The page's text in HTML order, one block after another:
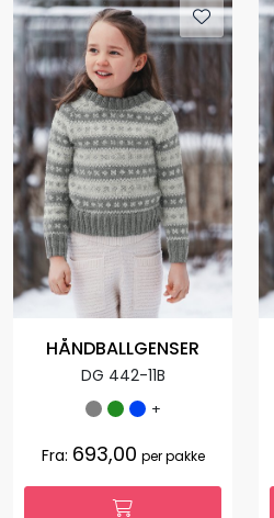
HÅNDBALLGENSER
DG 442-11B
+
Fra: 693,00 per pakke